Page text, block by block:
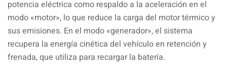
potencia eléctrica como respaldo a la aceleración en el
modo «motor», lo que reduce la carga del motor térmico y
sus emisiones. En el modo «generador», el sistema
recupera la energía cinética del vehículo en retención y
frenada, que utiliza para recargar la batería.